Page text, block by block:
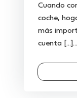
Cuando
coche,
más
cuenta [...]...